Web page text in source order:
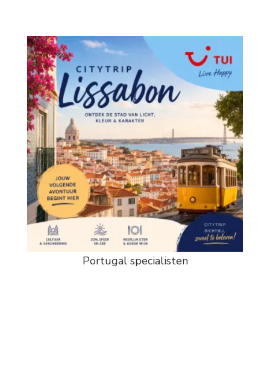
Portugal specialisten